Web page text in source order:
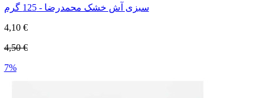
سبزی آش خشک محمدرضا - 125 گرم
4,10 €
4,50 €
7%